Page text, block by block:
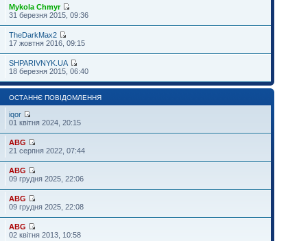
Mykola Chmyr
31 березня 2015, 09:36
TheDarkMax2
17 жовтня 2016, 09:15
SHPARIVNYK.UA
18 березня 2015, 06:40
ОСТАННЄ ПОВІДОМЛЕННЯ
iqor
01 квітня 2024, 20:15
ABG
21 серпня 2022, 07:44
ABG
09 грудня 2025, 22:06
ABG
09 грудня 2025, 22:08
ABG
02 квітня 2013, 10:58